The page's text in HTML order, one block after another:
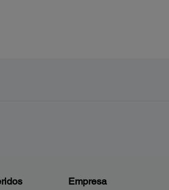
Empresa